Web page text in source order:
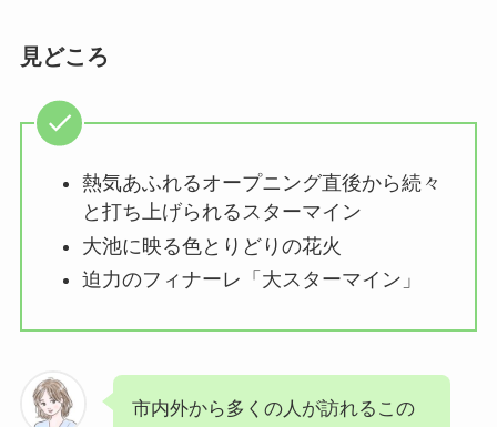
見どころ
熱気あふれるオープニング直後から続々
と打ち上げられるスターマイン
大池に映る色とりどりの花火
迫力のフィナーレ「大スターマイン」
市内外から多くの人が訪れるこの